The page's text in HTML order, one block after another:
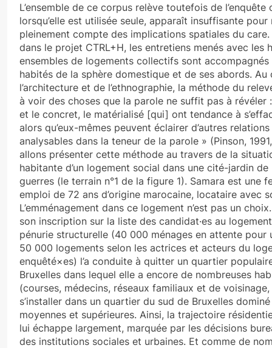
L’ensemble de ce corpus relève toutefois de l’enquête
lorsqu’elle est utilisée seule, apparaît insuffisante pour
pleinement compte des implications spatiales du care.
dans le projet CTRL+H, les entretiens menés avec les
ensembles de logements collectifs sont accompagnés
habités de la sphère domestique et de ses abords. Au
l’architecture et de l’ethnographie, la méthode du
à voir des choses que la parole ne suffit pas à révéler
et le concret, le matérialisé [qui] ont tendance à
alors qu’eux-mêmes peuvent éclairer d’autres
analysables dans la teneur de la parole » (Pinson,
allons présenter cette méthode au travers de la
habitante d’un logement social dans une cité-jardin de
guerres (le terrain n°1 de la figure 1). Samara est une
emploi de 72 ans d’origine marocaine, locataire avec
L’emménagement dans ce logement n’est pas un
son inscription sur la liste des candidat·es au
pénurie structurelle (40 000 ménages en attente pour
50 000 logements selon les actrices et acteurs du
enquêté×es) l’a conduite à quitter un quartier
Bruxelles dans lequel elle a encore de nombreuses
(courses, médecins, réseaux familiaux et de
s’installer dans un quartier du sud de Bruxelles
moyennes et supérieures. Ainsi, la trajectoire
lui échappe largement, marquée par les décisions
des institutions sociales et urbaines. Et comme de